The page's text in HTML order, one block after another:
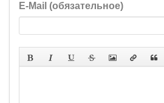
E-Mail (обязательное)